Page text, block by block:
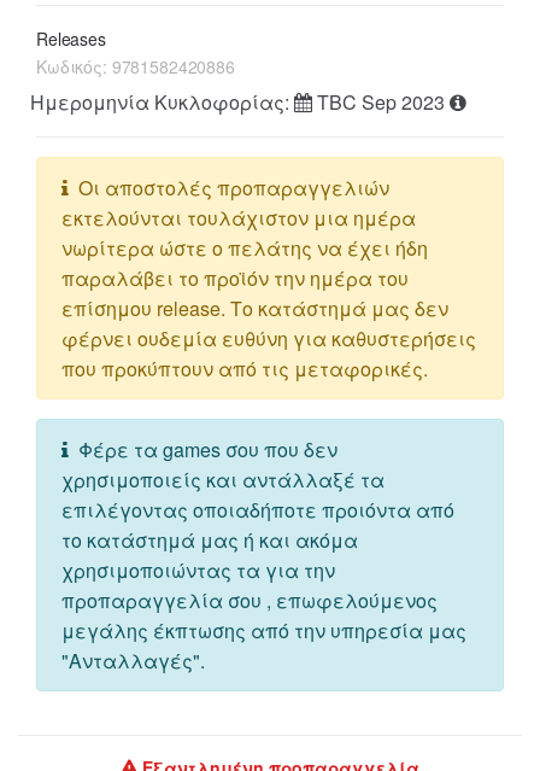
Releases
Κωδικός: 9781582420886
Ημερομηνία Κυκλοφορίας: TBC Sep 2023
Οι αποστολές προπαραγγελιών
εκτελούνται τουλάχιστον μια ημέρα
νωρίτερα ώστε ο πελάτης να έχει ήδη
παραλάβει το προϊόν την ημέρα του
επίσημου release. Το κατάστημά μας δεν
φέρνει ουδεμία ευθύνη για καθυστερήσεις
που προκύπτουν από τις μεταφορικές.
Φέρε τα games σου που δεν
χρησιμοποιείς και αντάλλαξέ τα
επιλέγοντας οποιαδήποτε προιόντα από
το κατάστημά μας ή και ακόμα
χρησιμοποιώντας τα για την
προπαραγγελία σου , επωφελούμενος
μεγάλης έκπτωσης από την υπηρεσία μας
"Ανταλλαγές".